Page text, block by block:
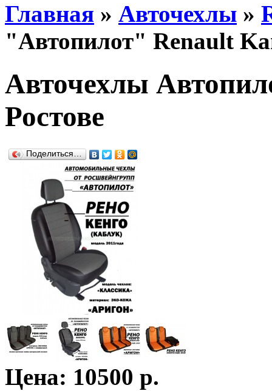
Главная » Авточехлы »
"Автопилот" Renault
Авточехлы
Ростове
Поделиться…
Цена: 10500 р.